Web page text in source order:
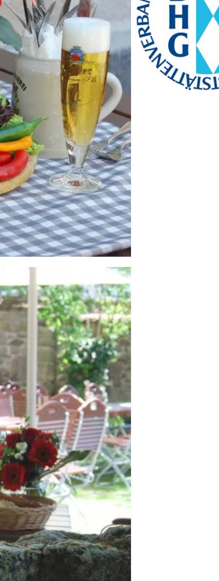
117
Fax: +49 89 28760-121
bayerischekueche@btg-
service.de
www.btg-service.de